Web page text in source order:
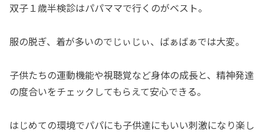
双子１歳半検診はパパママで行くのがベスト。
服の脱ぎ、着が多いのでじぃじぃ、ばぁばぁでは大変。
子供たちの運動機能や視聴覚など身体の成長と、精神発達
の度合いをチェックしてもらえて安心できる。
はじめての環境でパパにも子供達にもいい刺激になり楽し